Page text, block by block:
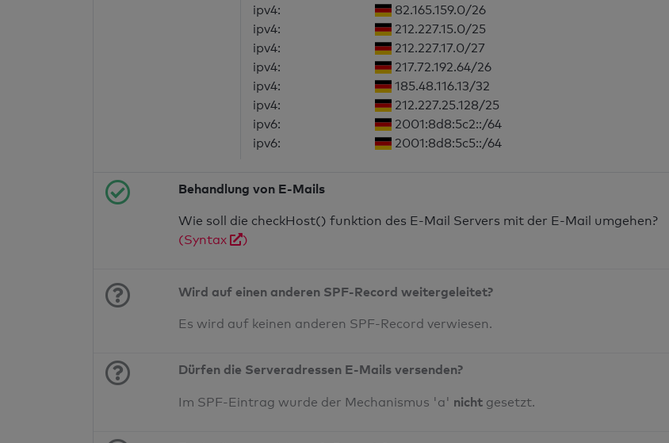
ipv4:
82.165.159.0/26
ipv4:
212.227.15.0/25
ipv4:
212.227.17.0/27
ipv4:
217.72.192.64/26
ipv4:
185.48.116.13/32
ipv4:
212.227.25.128/25
ipv6:
2001:8d8:5c2::/64
ipv6:
2001:8d8:5c5::/64
Behandlung von E-Mails
Wie soll die checkHost() funktion des E-Mail Servers mit der E-Mail umgehen?
(Syntax
)
Wird auf einen anderen SPF-Record weitergeleitet?
Es wird auf keinen anderen SPF-Record verwiesen.
Dürfen die Serveradressen E-Mails versenden?
Im SPF-Eintrag wurde der Mechanismus 'a' nicht gesetzt.